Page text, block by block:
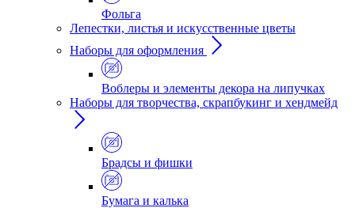
Фольга
Лепестки, листья и искусственные цветы
Наборы для оформления
Воблеры и элементы декора на липучках
Наборы для творчества, скрапбукинг и хендмейд
Брадсы и фишки
Бумага и калька